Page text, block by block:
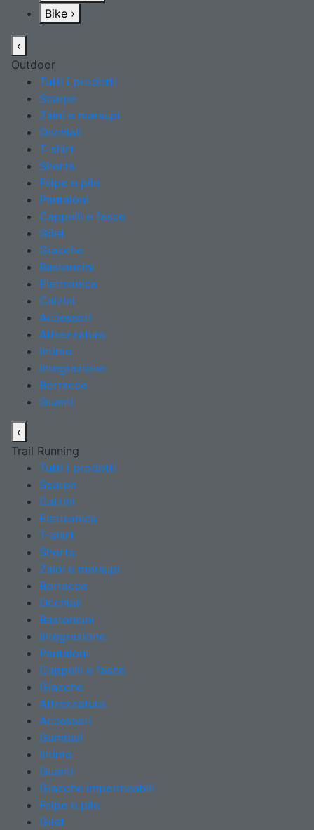
Bike ›
‹
Outdoor
Tutti i prodotti
Scarpe
Zaini e marsupi
Occhiali
T-shirt
Shorts
Felpe e pile
Pantaloni
Cappelli e fasce
Gilet
Giacche
Bastoncini
Elettronica
Calzini
Accessori
Attrezzatura
Intimo
Integrazione
Borracce
Guanti
‹
Trail Running
Tutti i prodotti
Scarpe
Calzini
Elettronica
T-shirt
Shorts
Zaini e marsupi
Borracce
Occhiali
Bastoncini
Integrazione
Pantaloni
Cappelli e fasce
Giacche
Attrezzatura
Accessori
Gambali
Intimo
Guanti
Giacche impermeabili
Felpe e pile
Gilet